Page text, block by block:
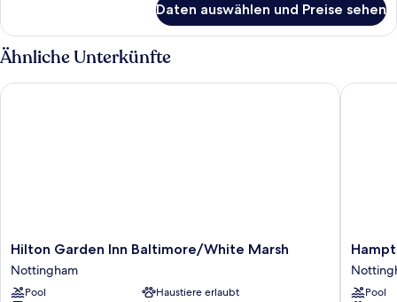
anzeigen
Mehrere
Betten,
Ausstattung
für
hörgeschädigte
Daten auswählen und Preise sehen
Ähnliche Unterkünfte
Hilton
Garden
Inn
Baltimore/White
Hilton Garden Inn Baltimore/White Marsh
Nottingham
Pool
Haustiere erlaubt
Hilton Garden Inn Baltimore/White Marsh
Inn
Marsh
Pool